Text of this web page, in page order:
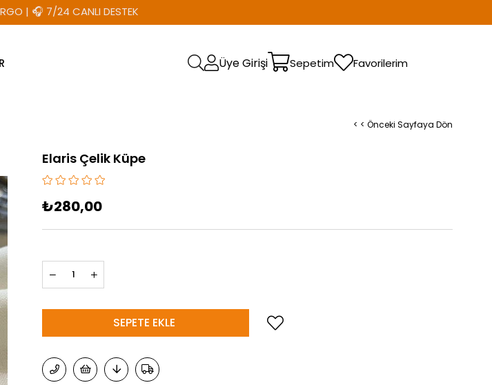
| 🎧 7/24 CANLI DESTEK
Üye Girişi Sepetim Favorilerim
< < Önceki Sayfaya Dön
Elaris Çelik Küpe
₺280,00